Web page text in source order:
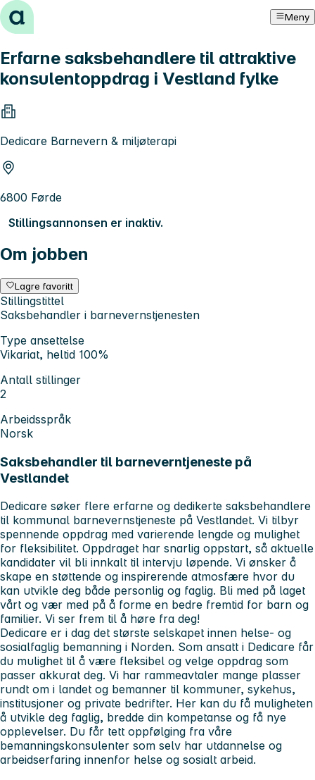
Hopp til innhold Meny
Erfarne saksbehandlere til attraktive
konsulentoppdrag i Vestland fylke
Dedicare Barnevern & miljøterapi
6800 Førde
Stillingsannonsen er inaktiv.
Om jobben
Lagre favoritt
Stillingstittel
Saksbehandler i barnevernstjenesten
Type ansettelse
Vikariat, heltid 100%
Antall stillinger
2
Arbeidsspråk
Norsk
Saksbehandler til barneverntjeneste på
Vestlandet
Dedicare søker flere erfarne og dedikerte saksbehandlere
til kommunal barnevernstjeneste på Vestlandet. Vi tilbyr
spennende oppdrag med varierende lengde og mulighet
for fleksibilitet. Oppdraget har snarlig oppstart, så aktuelle
kandidater vil bli innkalt til intervju løpende. Vi ønsker å
skape en støttende og inspirerende atmosfære hvor du
kan utvikle deg både personlig og faglig. Bli med på laget
vårt og vær med på å forme en bedre fremtid for barn og
familier. Vi ser frem til å høre fra deg!
Dedicare er i dag det største selskapet innen helse- og
sosialfaglig bemanning i Norden. Som ansatt i Dedicare får
du mulighet til å være fleksibel og velge oppdrag som
passer akkurat deg. Vi har rammeavtaler mange plasser
rundt om i landet og bemanner til kommuner, sykehus,
institusjoner og private bedrifter. Her kan du få muligheten
å utvikle deg faglig, bredde din kompetanse og få nye
opplevelser. Du får tett oppfølging fra våre
bemanningskonsulenter som selv har utdannelse og
arbeidserfaring innenfor helse og sosialt arbeid.